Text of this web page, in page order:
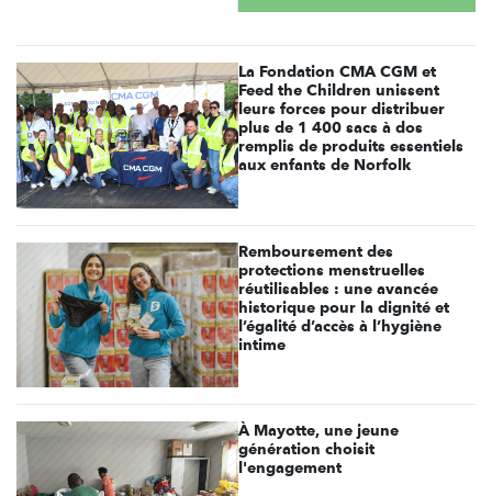
La Fondation CMA CGM et
Feed the Children unissent
leurs forces pour distribuer
plus de 1 400 sacs à dos
remplis de produits essentiels
aux enfants de Norfolk
Remboursement des
protections menstruelles
réutilisables : une avancée
historique pour la dignité et
l’égalité d’accès à l’hygiène
intime
À Mayotte, une jeune
génération choisit
l'engagement